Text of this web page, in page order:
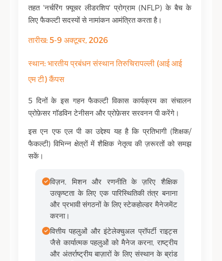
तहत 'नर्चरिंग फ़्यूचर लीडरशिप' प्रोग्राम (NFLP) के बैच के
लिए फैकल्टी सदस्यों से नामांकन आमंत्रित करता है।
तारीख: 5-9 अक्टूबर, 2026
स्थान: भारतीय प्रबंधन संस्थान तिरुचिरापल्ली (आई आई
एम टी) कैंपस
5 दिनों के इस गहन फैकल्टी विकास कार्यक्रम का संचालन
प्रोफ़ेसर गॉडविन टेनीसन और प्रोफ़ेसर सरवनन पी करेंगे।
इस एन एफ एल पी का उद्देश्य यह है कि प्रतिभागी (शिक्षक/
फैकल्टी) विभिन्न क्षेत्रों में शैक्षिक नेतृत्व की ज़रूरतों को समझ
सकें।
विज़न, मिशन और रणनीति के ज़रिए शैक्षिक
उत्कृष्टता के लिए एक पारिस्थितिकी तंत्र बनाना
और प्रभावी संगठनों के लिए स्टेकहोल्डर मैनेजमेंट
करना।
वित्तीय पहलुओं और इंटेलेक्चुअल प्रॉपर्टी राइट्स
जैसे कार्यात्मक पहलुओं को मैनेज करना, राष्ट्रीय
और अंतर्राष्ट्रीय बाज़ारों के लिए संस्थान के ब्रांड